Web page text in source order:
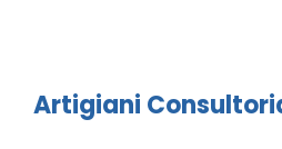
Artigiani